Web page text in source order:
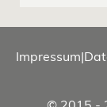
Impressum|